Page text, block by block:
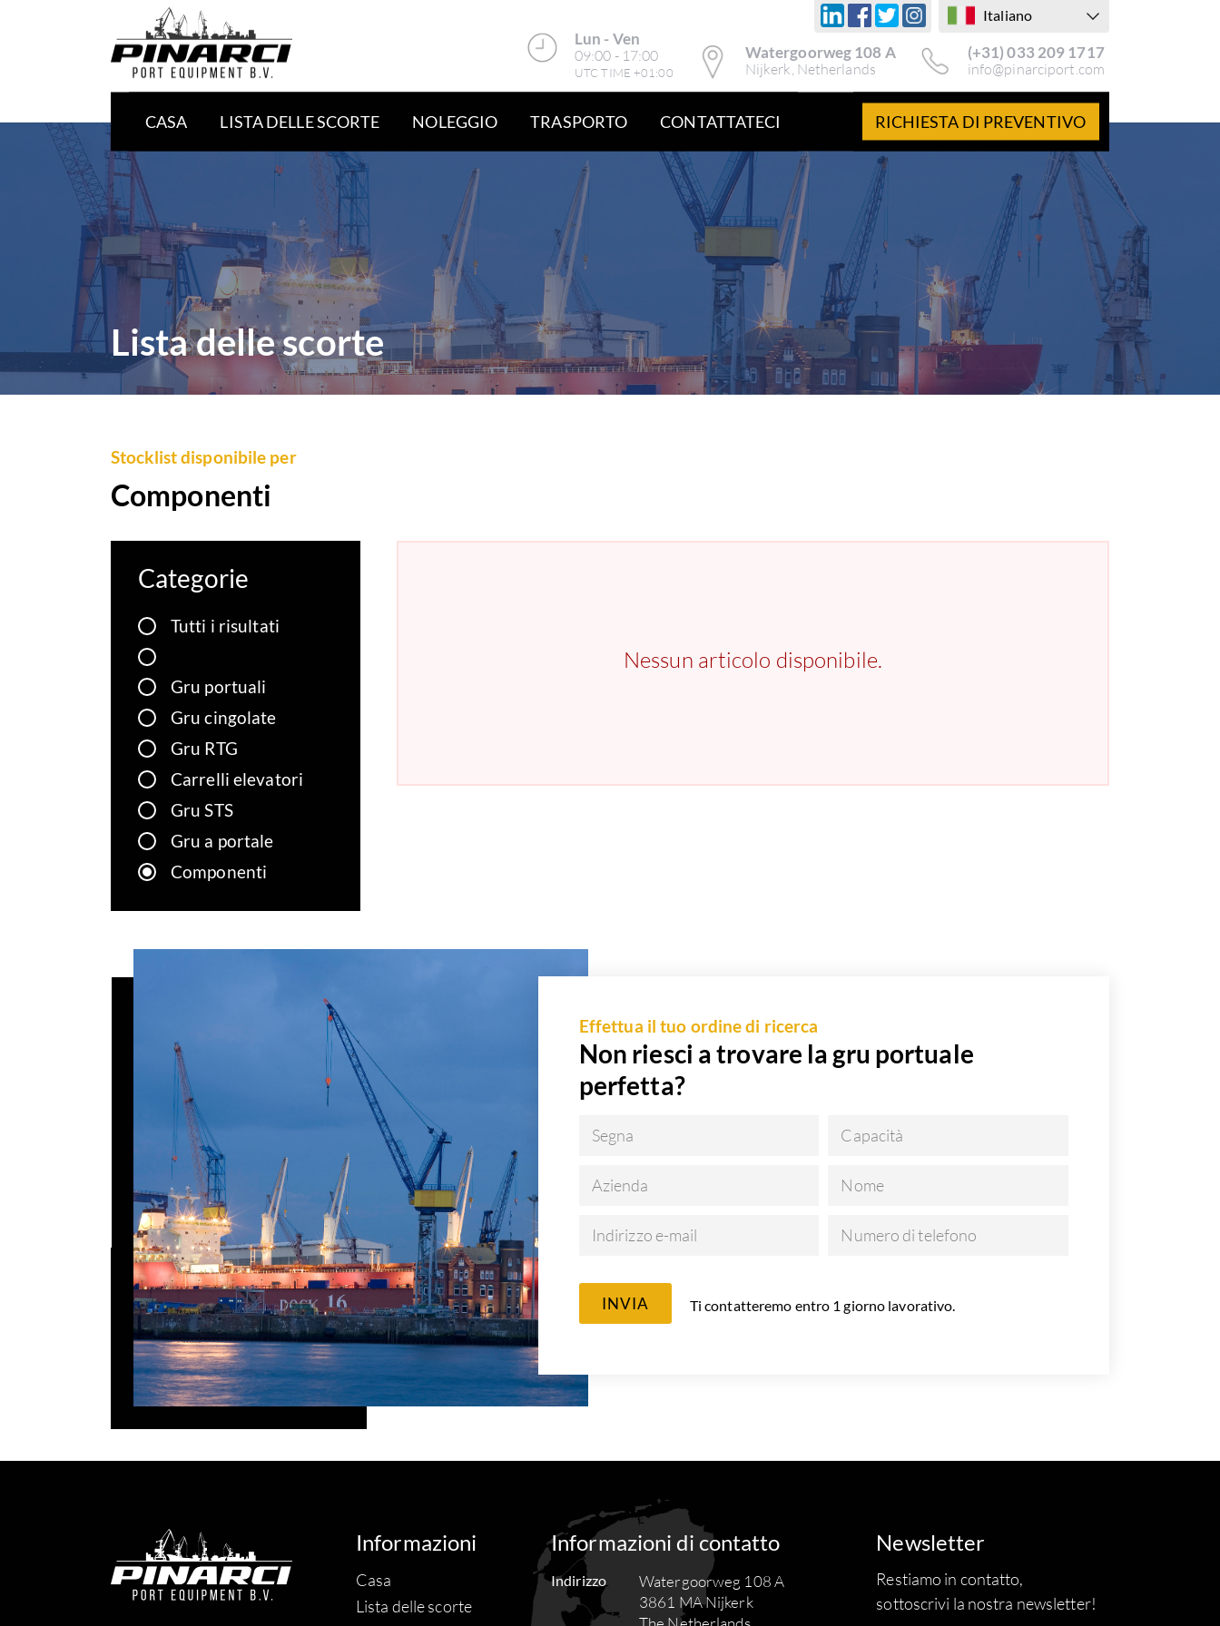
Italiano
Lun - Ven
09:00 - 17:00
UTC TIME +01:00
Watergoorweg 108 A
Nijkerk, Netherlands
(+31) 033 209 1717
info@pinarciport.com
CASA LISTA DELLE SCORTE NOLEGGIO TRASPORTO CONTATTATECI RICHIESTA DI PREVENTIVO
Lista delle scorte
Stocklist disponibile per
Componenti
Categorie
Tutti i risultati
Gru portuali
Gru cingolate
Gru RTG
Carrelli elevatori
Gru STS
Gru a portale
Componenti
Nessun articolo disponibile.
Effettua il tuo ordine di ricerca
Non riesci a trovare la gru portuale
perfetta?
Segna Capacità
Azienda Nome
Indirizzo e-mail Numero di telefono
INVIA Ti contatteremo entro 1 giorno lavorativo.
Informazioni
Casa
Lista delle scorte
Informazioni di contatto
Indirizzo
Watergoorweg 108 A
3861 MA Nijkerk
Newsletter
Restiamo in contatto,
sottoscrivi la nostra newsletter!